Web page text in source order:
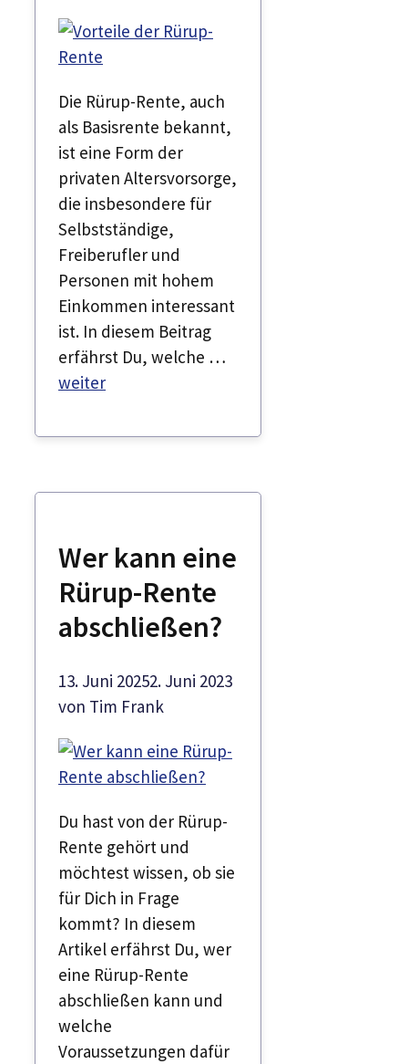
Die Rürup-Rente, auch
als Basisrente bekannt,
ist eine Form der
privaten Altersvorsorge,
die insbesondere für
Selbstständige,
Freiberufler und
Personen mit hohem
Einkommen interessant
ist. In diesem Beitrag
erfährst Du, welche …
weiter
Wer kann eine
Rürup-Rente
abschließen?
13. Juni 20252. Juni 2023
von Tim Frank
Du hast von der Rürup-
Rente gehört und
möchtest wissen, ob sie
für Dich in Frage
kommt? In diesem
Artikel erfährst Du, wer
eine Rürup-Rente
abschließen kann und
welche
Voraussetzungen dafür